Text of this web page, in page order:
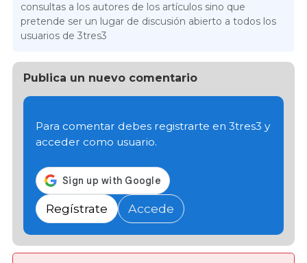
consultas a los autores de los artículos sino que
pretende ser un lugar de discusión abierto a todos los
usuarios de 3tres3
Publica un nuevo comentario
Para comentar debes registrarte en 3tres3 y
acceder como usuario.
Regístrate Accede